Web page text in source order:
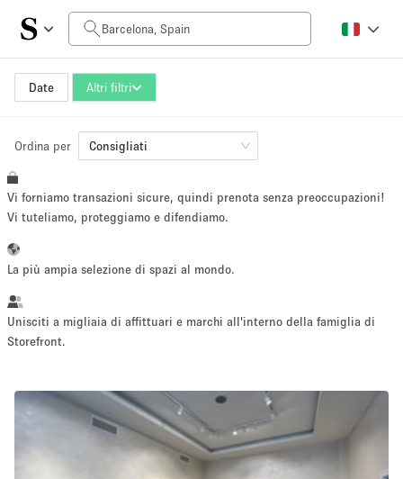
Date Altri filtri
Prezzo al giorno
0€
Dimensioni dello spazio
500+ m²
~ 13 persone
artistico
Meeting Ufficio
Acquista
Ordina per Consigliati
Vi forniamo transazioni sicure, quindi prenota senza preoccupazioni!
Vi tuteliamo, proteggiamo e difendiamo.
La più ampia selezione di spazi al mondo.
Unisciti a migliaia di affittuari e marchi all'interno della famiglia di
Storefront.